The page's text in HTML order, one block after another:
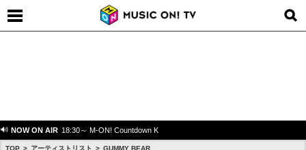
NOW ON AIR 18:30～ M-ON! Countdown K
TOP アーティストリスト GUMMY BEAR